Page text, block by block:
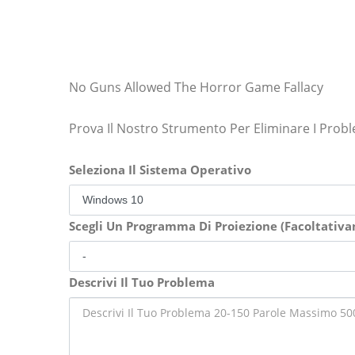
No Guns Allowed The Horror Game Fallacy
Prova Il Nostro Strumento Per Eliminare I
Seleziona Il Sistema Operativo
Scegli Un Programma Di Proiezione
Descrivi Il Tuo Problema